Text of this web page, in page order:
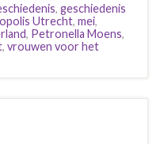
, geschiedenis
Utrecht, mei,
, Petronella Moens,
, vrouwen voor het